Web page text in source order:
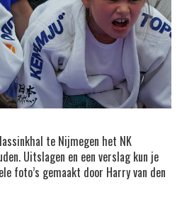
te Nijmegen het NK
Uitslagen en een verslag kun je
foto’s gemaakt door Harry van den